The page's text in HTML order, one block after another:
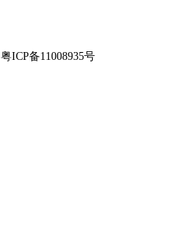
粤ICP备11008935号